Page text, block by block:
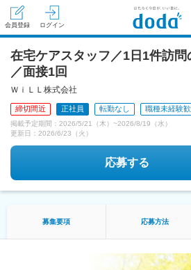
会員登録 ログイン
在宅ケアスタッフ／1日1件訪
／面接1回
ＷｉＬＬ株式会社
締切間近 正社員 転勤なし 職種未経験
掲載予定期間： 2026/5/21（木） ~2026/8/19（水）
更新日： 2026/6/23（火）
応募する
募集要項 応募方法